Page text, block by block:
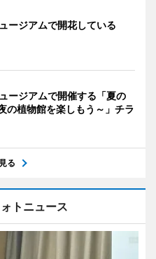
ージアムで開花している
ージアムで開催する「夏の
の植物館を楽しもう～」チラ
る
トニュース